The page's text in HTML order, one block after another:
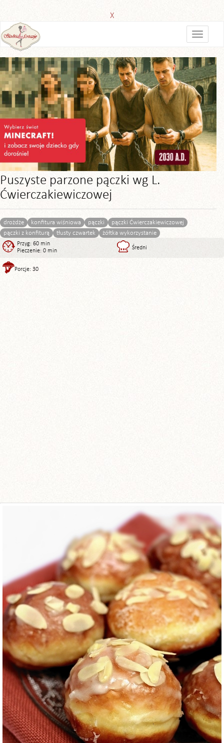
X
Puszyste parzone pączki wg L.
Ćwierczakiewiczowej
drożdże konfitura wiśniowa pączki
pączki Ćwierczakiewiczowej
pączki z konfiturą
tłusty czwartek żółtka wykorzystanie
Przyg: 60 min
Pieczenie: 0 min
Średni
Porcje: 30